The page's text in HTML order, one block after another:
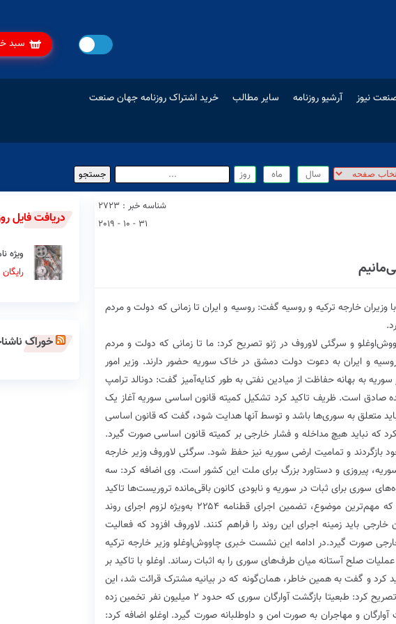
سبد
نیوز آرشیو روزنامه سایر مطالب خرید اشتراک روزنامه جهان صنعت
شناسه خبر : 2723
31 - 10 - 2019
وزیران خارجه ترکیه‌ و روسیه‌ گفت: روسیه و ایران تا زمانی که دولت و مردم
و سرگئی لاوروف در ژنو تصریح کرد: ما تا زمانی که دولت و مردم
و ایران به دعوت دولت دمشق در خاک سوریه حضور دارند. وزیر امور
به بهانه حفاظت از میادین نفتی به طور کنایه‌آمیز گفت: دونالد ترامپ
صادق است. ظریف تاکید کرد تشکیل کمیته قانون اساسی سوریه آغاز یک
متعلق به سوری‌ها باشد و توسط آنها هدایت شود، گفت که قانون اساسی
که نباید هیچ مداخله و فشار خارجی بر کمیته قانون اساسی صورت گیرد.
بازگردند و تمامیت ارضی سوریه نیز حفظ شود. سرگئی لاوروف وزیر خارجه
پیروزی و دستاورد بزرگ برای ملت این کشور است. وی اضافه کرد: سه
سوری برای ثبات در سوریه و نابودی کانون باقی‌مانده تروریست‌ها تاکید
کردند. وزیر خارجه روسیه گفت: در این دیدار تاکید شد که مهم‌ترین موضوع، تضمین اجرای قطنامه ۲۲۵۴ به‌ویژه لزوم اجرای روند
باید زمینه اجرای این روند را فراهم کنند. لاوروف افزود که فعالیت
صورت گیرد.در ادامه این نشست خبری چاووش‌اوغلو وزیر خارجه ترکیه
صلح آستانه میان طرف‌های سوری را به اثبات رساند. اوغلو با تاکید بر
کرد و گفت به همین خاطر، همان‌گونه که در بیانیه مشترک قرائت شد، این
بحران نیازمند راه‌حل سیاسی است. وزیر امورخارجه ترکیه تصریح کرد: طبعیتا بازگشت آوارگان سوری که حدود ۲ میلیون نفر تخمین زده
و مهاجران به صورت امن و داوطلبانه صورت گیرد. اوغلو اضافه کرد:
دریافت فایل
ویژه
رایگان
خوراک